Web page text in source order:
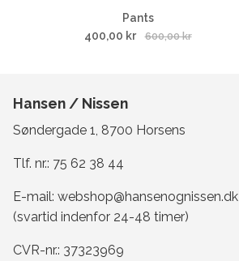
Pants
400,00 kr
600,00 kr
Hansen / Nissen
Søndergade 1, 8700 Horsens
Tlf. nr.: 75 62 38 44
E-mail: webshop@hansenognissen.dk
(svartid indenfor 24-48 timer)
CVR-nr.: 37323969